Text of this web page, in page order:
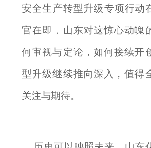
安全生产转型升级专项行动
官在即，山东对这惊心动魄
何审视与定论，如何接续开
型升级继续推向深入，值得
关注与期待。